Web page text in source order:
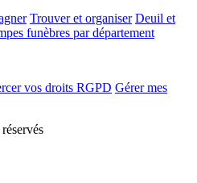
Trouver et organiser Deuil et
funèbres par département
vos droits RGPD Gérer mes